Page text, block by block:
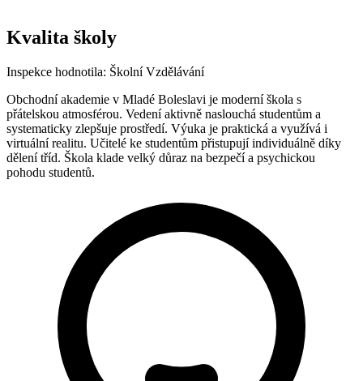
Kvalita školy
Inspekce hodnotila: Školní Vzdělávání
Obchodní akademie v Mladé Boleslavi je moderní škola s
přátelskou atmosférou. Vedení aktivně naslouchá studentům a
systematicky zlepšuje prostředí. Výuka je praktická a využívá i
virtuální realitu. Učitelé ke studentům přistupují individuálně díky
dělení tříd. Škola klade velký důraz na bezpečí a psychickou
pohodu studentů.